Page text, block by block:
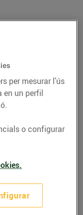
i
per mesurar l’ús
en un perfil
o configurar